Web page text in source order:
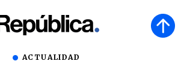
ACTUALIDAD